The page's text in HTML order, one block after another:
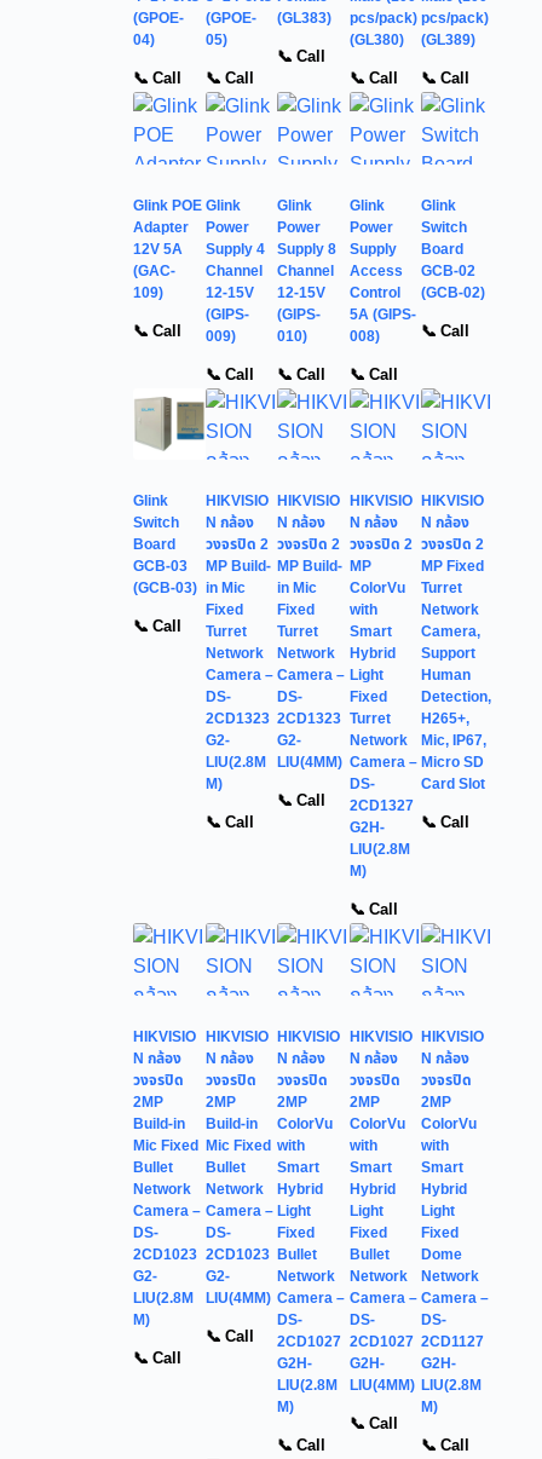
(GPOE-
04)
📞 Call
(GPOE-
05)
📞 Call
(GL383)
📞 Call
pcs/pack)
(GL380)
📞 Call
pcs/pack)
(GL389)
📞 Call
Glink POE
Adapter
12V 5A
(GAC-
109)
📞 Call
Glink
Power
Supply 4
Channel
12-15V
(GIPS-
009)
📞 Call
Glink
Power
Supply 8
Channel
12-15V
(GIPS-
010)
📞 Call
Glink
Power
Supply
Access
Control
5A (GIPS-
008)
📞 Call
Glink
Switch
Board
GCB-02
(GCB-02)
📞 Call
Glink
Switch
Board
GCB-03
(GCB-03)
📞 Call
HIKVISIO
N กล้อง
วงจรปิด 2
MP Build-
in Mic
Fixed
Turret
Network
Camera –
DS-
2CD1323
G2-
LIU(2.8M
M)
📞 Call
HIKVISIO
N กล้อง
วงจรปิด 2
MP Build-
in Mic
Fixed
Turret
Network
Camera –
DS-
2CD1323
G2-
LIU(4MM)
📞 Call
HIKVISIO
N กล้อง
วงจรปิด 2
MP
ColorVu
with
Smart
Hybrid
Light
Fixed
Turret
Network
Camera –
DS-
2CD1327
G2H-
LIU(2.8M
M)
📞 Call
HIKVISIO
N กล้อง
วงจรปิด 2
MP Fixed
Turret
Network
Camera,
Support
Human
Detection,
H265+,
Mic, IP67,
Micro SD
Card Slot
📞 Call
HIKVISIO
N กล้อง
วงจรปิด
2MP
Build-in
Mic Fixed
Bullet
Network
Camera –
DS-
2CD1023
G2-
LIU(2.8M
M)
📞 Call
HIKVISIO
N กล้อง
วงจรปิด
2MP
Build-in
Mic Fixed
Bullet
Network
Camera –
DS-
2CD1023
G2-
LIU(4MM)
📞 Call
HIKVISIO
N กล้อง
วงจรปิด
2MP
ColorVu
with
Smart
Hybrid
Light
Fixed
Bullet
Network
Camera –
DS-
2CD1027
G2H-
LIU(2.8M
M)
📞 Call
HIKVISIO
N กล้อง
วงจรปิด
2MP
ColorVu
with
Smart
Hybrid
Light
Fixed
Bullet
Network
Camera –
DS-
2CD1027
G2H-
LIU(4MM)
📞 Call
HIKVISIO
N กล้อง
วงจรปิด
2MP
ColorVu
with
Smart
Hybrid
Light
Fixed
Dome
Network
Camera –
DS-
2CD1127
G2H-
LIU(2.8M
M)
📞 Call